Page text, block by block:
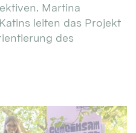
Martina
leiten das Projekt
des